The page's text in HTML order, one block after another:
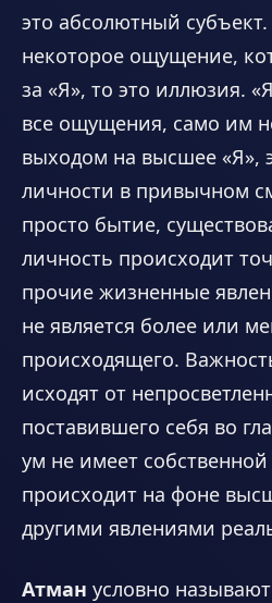
это абсолютный субъект.
некоторое ощущение,
за «Я», то это иллюзия.
все ощущения, само им
выходом на высшее «Я»,
личности в привычном
просто бытие,
личность происходит
прочие жизненные
не является более или
происходящего.
исходят от
поставившего себя во
ум не имеет
происходит на фоне
другими явлениями
Атман условно